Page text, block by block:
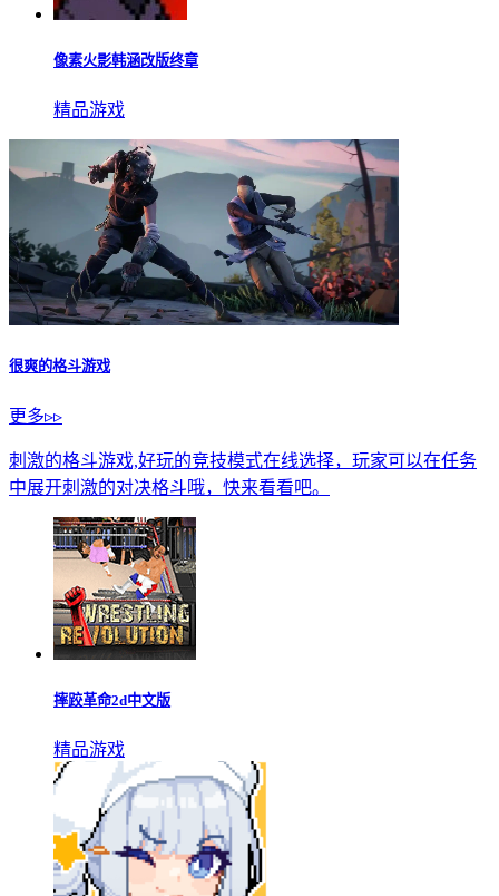
像素火影韩涵改版终章
精品游戏
很爽的格斗游戏
更多▹▹
刺激的格斗游戏,好玩的竞技模式在线选择，玩家可以在任务
中展开刺激的对决格斗哦，快来看看吧。
摔跤革命2d中文版
精品游戏